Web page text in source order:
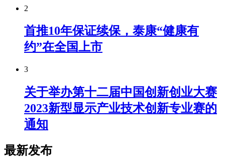
2
首推10年保证续保，泰康“健康有
约”在全国上市
3
关于举办第十二届中国创新创业大赛
2023新型显示产业技术创新专业赛的
通知
最新发布